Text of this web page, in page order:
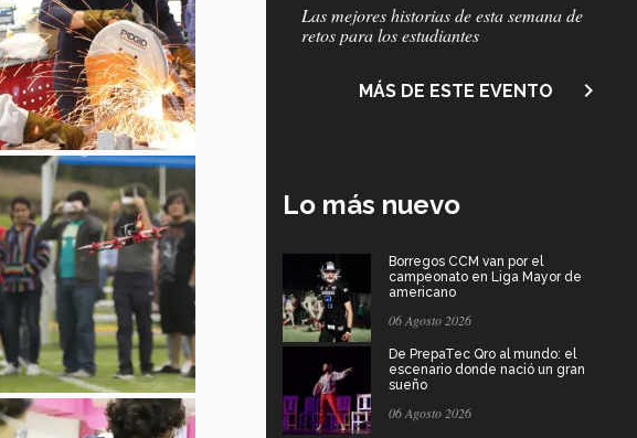
Las mejores historias de esta semana de
retos para los estudiantes
MÁS DE ESTE EVENTO navigate_next
Lo más nuevo
Borregos CCM van por el
campeonato en Liga Mayor de
americano
06 Agosto 2026
De PrepaTec Qro al mundo: el
escenario donde nació un gran
sueño
06 Agosto 2026